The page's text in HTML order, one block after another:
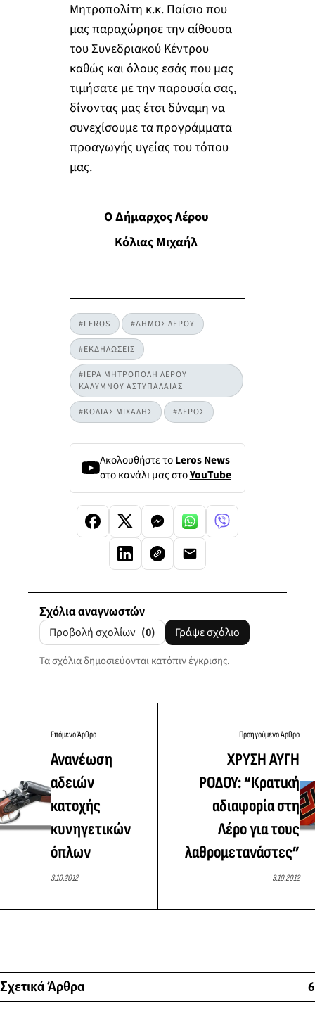
Μητροπολίτη κ.κ. Παίσιο που
μας παραχώρησε την αίθουσα
του Συνεδριακού Κέντρου
καθώς και όλους εσάς που μας
τιμήσατε με την παρουσία σας,
δίνοντας μας έτσι δύναμη να
συνεχίσουμε τα προγράμματα
προαγωγής υγείας του τόπου
μας.
Ο Δήμαρχος Λέρου
Κόλιας Μιχαήλ
#LEROS #ΔΗΜΟΣ ΛΕΡΟΥ
#ΕΚΔΗΛΩΣΕΙΣ
#ΙΕΡΑ ΜΗΤΡΟΠΟΛΗ ΛΕΡΟΥ
ΚΑΛΥΜΝΟΥ ΑΣΤΥΠΑΛΑΙΑΣ
#ΚΟΛΙΑΣ ΜΙΧΑΛΗΣ #ΛΕΡΟΣ
Ακολουθήστε τοLeros News
στο κανάλι μας στοYouTube
Σχόλια αναγνωστών
Προβολή σχολίων (0) Γράψε σχόλιο
Τα σχόλια δημοσιεύονται κατόπιν έγκρισης.
Επόμενο Άρθρο
Ανανέωση
αδειών
κατοχής
κυνηγετικών
όπλων
3.10.2012
Προηγούμενο Άρθρο
ΧΡΥΣΗ ΑΥΓΗ
ΡΟΔΟΥ: “Κρατική
αδιαφορία στη
Λέρο για τους
λαθρομετανάστες”
3.10.2012
Σχετικά Άρθρα 6